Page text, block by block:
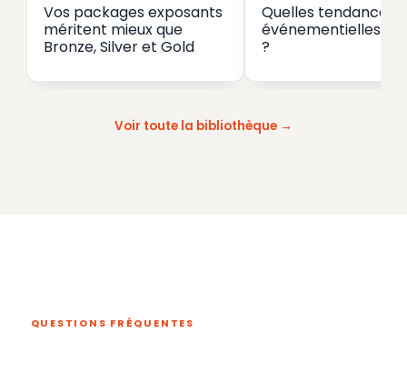
Vos packages exposants
méritent mieux que
Bronze, Silver et Gold
Quelles tendances
événementielles en
?
Voir toute la bibliothèque
QUESTIONS FRÉQUENTES